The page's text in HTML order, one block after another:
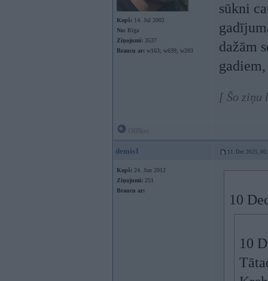
Kopš: 14. Jul 2002
No: Rīga
Ziņojumi: 3537
Braucu ar: w163; w639; w203
sūkni
dažām
[ Šo ziņu
demis1 11. Dec 2025,
Kopš: 24. Jun 2012
Ziņojumi: 251
Braucu ar:
10
10